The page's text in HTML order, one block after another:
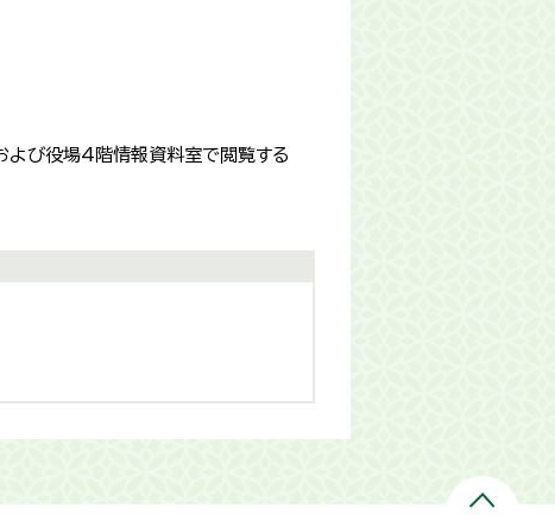
よび役場4階情報資料室で閲覧する